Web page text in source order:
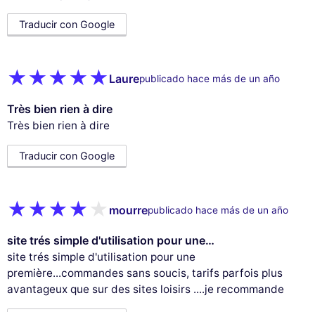
Traducir con Google
Laurepublicado hace más de un año
Très bien rien à dire
Très bien rien à dire
Traducir con Google
mourrepublicado hace más de un año
site trés simple d'utilisation pour une…
site trés simple d'utilisation pour une
première...commandes sans soucis, tarifs parfois plus
avantageux que sur des sites loisirs ....je recommande